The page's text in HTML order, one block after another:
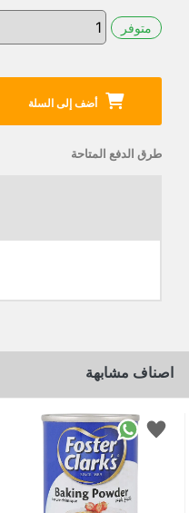
متوفر
أضف إلى السلة
طرق الدفع المتاحة
اصناف مشابهة